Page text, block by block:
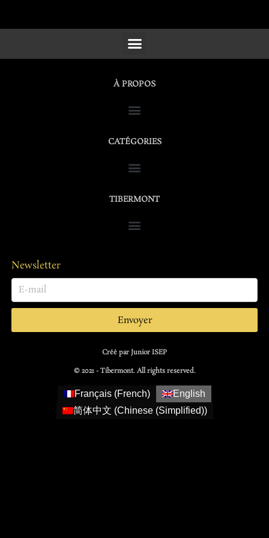
À PROPOS
CATÉGORIES
TIBERMONT
Newsletter
Envoyer
Créé par Junior ISEP
© 2021 - Tibermont. All rights reserved.
Français (French)
English
简体中文 (Chinese (Simplified))